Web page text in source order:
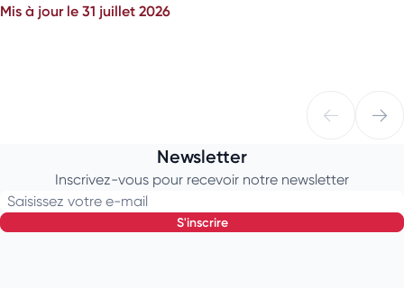
Mis à jour le 31 juillet 2026
Newsletter
Inscrivez-vous pour recevoir notre newsletter
Saisissez votre e-mail
s'inscrire